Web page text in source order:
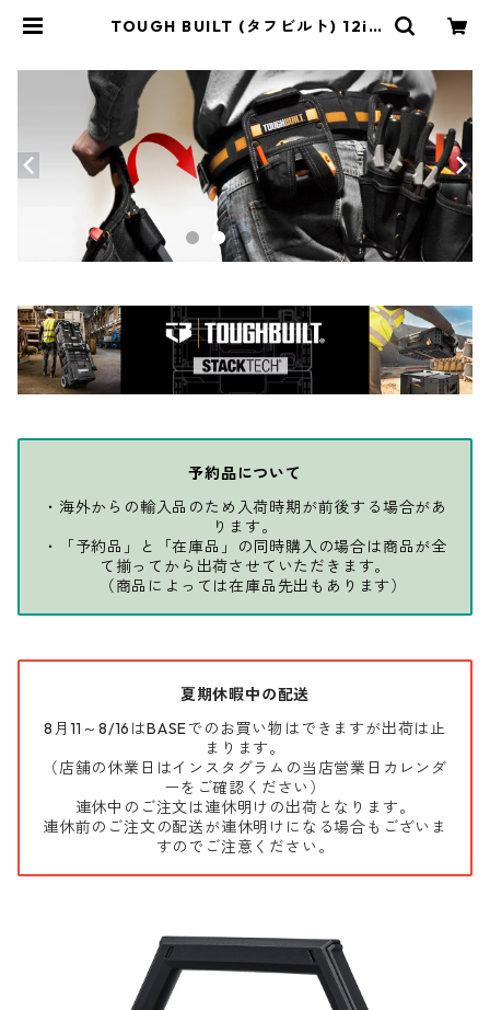
TOUGH BUILT (タフビルト) 12in
予約品について
・海外からの輸入品のため入荷時期が前後する場合があ
ります。
・「予約品」と「在庫品」の同時購入の場合は商品が全
て揃ってから出荷させていただきます。
（商品によっては在庫品先出もあります）
夏期休暇中の配送
8月11～8/16はBASEでのお買い物はできますが出荷は止
まります。
（店舗の休業日はインスタグラムの当店営業日カレンダ
ーをご確認ください）
連休中のご注文は連休明けの出荷となります。
連休前のご注文の配送が連休明けになる場合もございま
すのでご注意ください。